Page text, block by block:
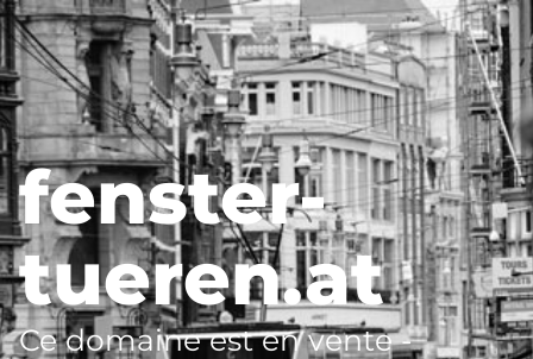
fenster-
tueren.at
Ce domaine est en vente -